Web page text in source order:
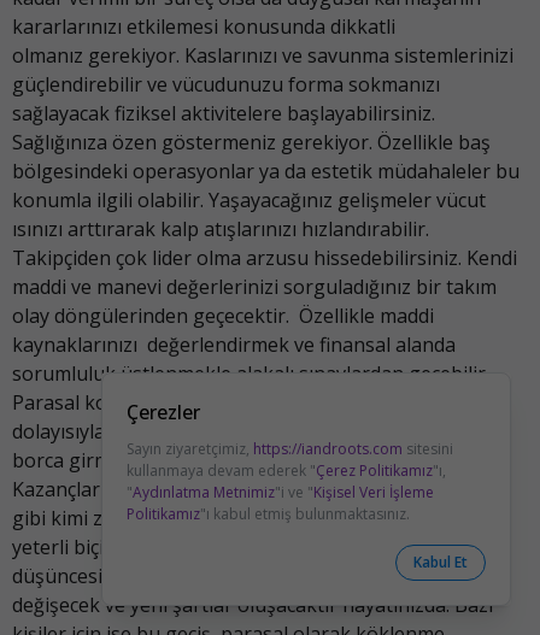
kararlarınızı etkilemesi konusunda dikkatli
olmanız gerekiyor. Kaslarınızı ve savunma sistemlerinizi
güçlendirebilir ve vücudunuzu forma sokmanızı
sağlayacak fiziksel aktivitelere başlayabilirsiniz.
Sağlığınıza özen göstermeniz gerekiyor. Özellikle baş
bölgesindeki operasyonlar ya da estetik müdahaleler bu
konumla ilgili olabilir. Yaşayacağınız gelişmeler vücut
ısınızı arttırarak kalp atışlarınızı hızlandırabilir.
Takipçiden çok lider olma arzusu hissedebilirsiniz. Kendi
maddi ve manevi değerlerinizi sorguladığınız bir takım
olay döngülerinden geçecektir. Özellikle maddi
kaynaklarınızı değerlendirmek ve finansal alanda
sorumluluk üstlenmekle alakalı sınavlardan geçebilir.
Parasal konularda köklü değişimler yaşayacaktır
dolayısıyla fazla risk almadan, aşırı harcamalara ya da
borca girmeden kontrollü bir şekilde yol almalısınız.
Kazançlarınız konusunda konfordan uzaklaşacağınız
gibi kimi zaman çalışmalarının karşılığını maddi olarak
yeterli biçimde alamayabilirsiniz. Parasal konularda
düşüncesiz, hızlı kararlar zamanı değildir. Düzen
değişecek ve yeni şartlar oluşacaktır hayatınızda. Bazı
Çerezler
Sayın ziyaretçimiz, https://iandroots.com sitesini
kullanmaya devam ederek "Çerez Politikamız"ı,
"Aydınlatma Metnimiz"i ve "Kişisel Veri İşleme
Politikamız"ı kabul etmiş bulunmaktasınız.
Kabul Et